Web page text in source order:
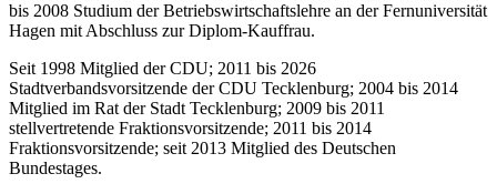
bis 2008 Studium der Betriebswirtschaftslehre an der Fernuniversität
Hagen mit Abschluss zur Diplom-Kauffrau.
Seit 1998 Mitglied der CDU; 2011 bis 2026
Stadtverbandsvorsitzende der CDU Tecklenburg; 2004 bis 2014
Mitglied im Rat der Stadt Tecklenburg; 2009 bis 2011
stellvertretende Fraktionsvorsitzende; 2011 bis 2014
Fraktionsvorsitzende; seit 2013 Mitglied des Deutschen
Bundestages.